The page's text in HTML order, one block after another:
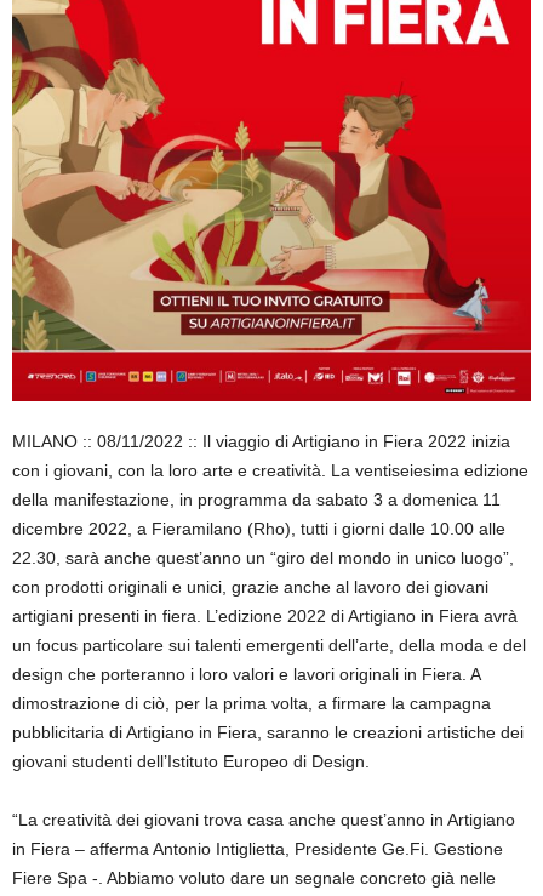
MILANO :: 08/11/2022 :: Il viaggio di Artigiano in Fiera 2022 inizia
con i giovani, con la loro arte e creatività. La ventiseiesima edizione
della manifestazione, in programma da sabato 3 a domenica 11
dicembre 2022, a Fieramilano (Rho), tutti i giorni dalle 10.00 alle
22.30, sarà anche quest’anno un “giro del mondo in unico luogo”,
con prodotti originali e unici, grazie anche al lavoro dei giovani
artigiani presenti in fiera. L’edizione 2022 di Artigiano in Fiera avrà
un focus particolare sui talenti emergenti dell’arte, della moda e del
design che porteranno i loro valori e lavori originali in Fiera. A
dimostrazione di ciò, per la prima volta, a firmare la campagna
pubblicitaria di Artigiano in Fiera, saranno le creazioni artistiche dei
giovani studenti dell’Istituto Europeo di Design.
“La creatività dei giovani trova casa anche quest’anno in Artigiano
in Fiera – afferma Antonio Intiglietta, Presidente Ge.Fi. Gestione
Fiere Spa -. Abbiamo voluto dare un segnale concreto già nelle